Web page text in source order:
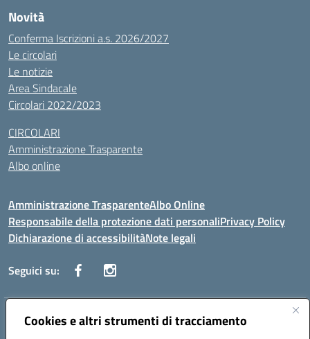
Cookies e altri strumenti di tracciamento
Novità
Conferma Iscrizioni a.s. 2026/2027
Le circolari
Le notizie
Area Sindacale
Circolari 2022/2023
CIRCOLARI
Amministrazione Trasparente
Albo online
Amministrazione TrasparenteAlbo Online
Responsabile della protezione dati personaliPrivacy Policy
Dichiarazione di accessibilitàNote legali
Seguici su:
Indirizzo:Corso Vittorio Emanuele, 27 90133 - Palermo